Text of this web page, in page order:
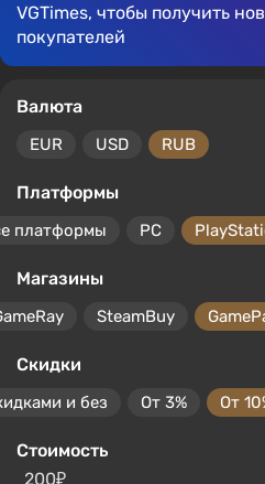
VGTimes, чтобы получить
покупателей
Валюта
EUR USD RUB
Платформы
платформы PC
Магазины
SteamBuy
Скидки
и без От 3% От
Стоимость
200₽